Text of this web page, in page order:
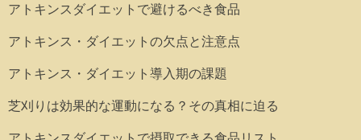
アトキンスダイエットで避けるべき食品
アトキンス・ダイエットの欠点と注意点
アトキンス・ダイエット導入期の課題
芝刈りは効果的な運動になる？その真相に迫る